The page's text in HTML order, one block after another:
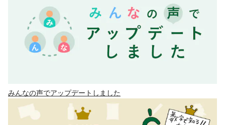
みんなの声でアップデートしました